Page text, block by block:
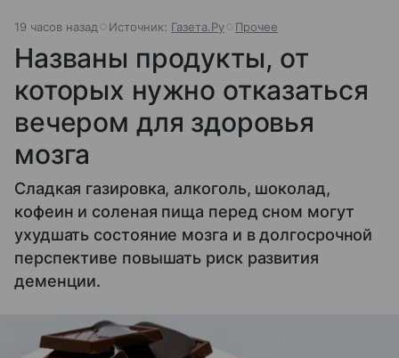
19 часов назад Источник: Газета.Ру Прочее
Названы продукты, от
которых нужно отказаться
вечером для здоровья
мозга
Сладкая газировка, алкоголь, шоколад,
кофеин и соленая пища перед сном могут
ухудшать состояние мозга и в долгосрочной
перспективе повышать риск развития
деменции.